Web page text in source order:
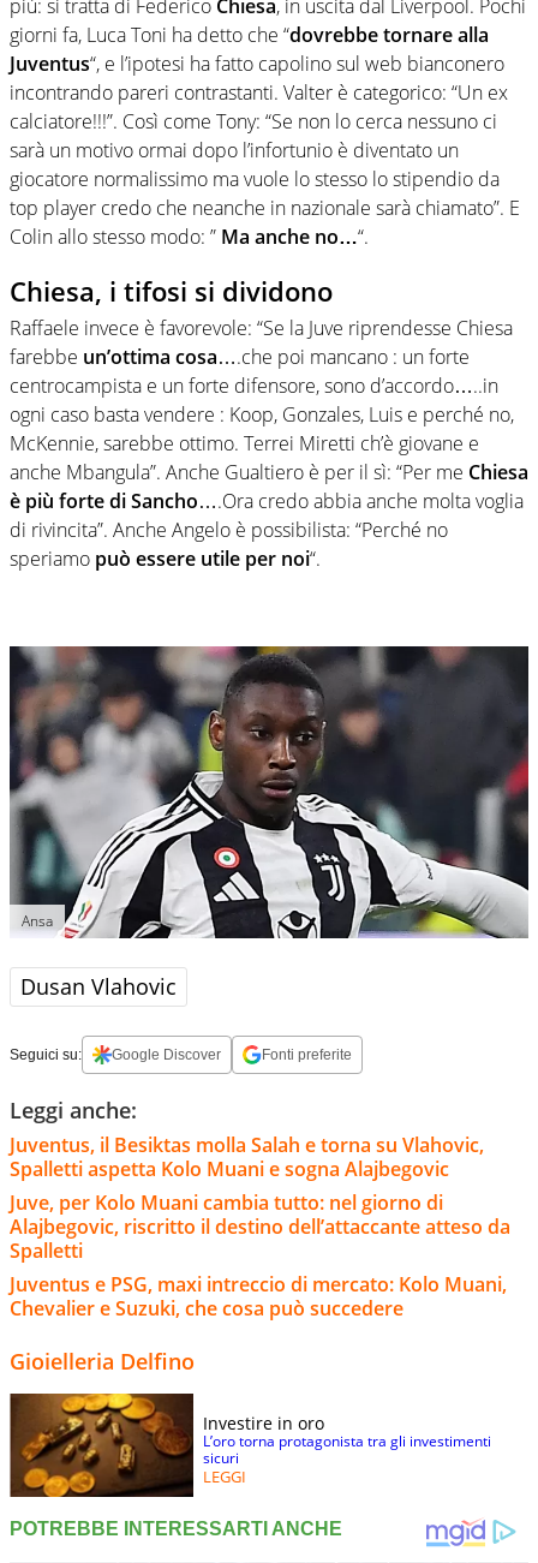
più: si tratta di Federico Chiesa, in uscita dal Liverpool. Pochi
giorni fa, Luca Toni ha detto che “dovrebbe tornare alla
Juventus“, e l’ipotesi ha fatto capolino sul web bianconero
incontrando pareri contrastanti. Valter è categorico: “Un ex
calciatore!!!”. Così come Tony: “Se non lo cerca nessuno ci
sarà un motivo ormai dopo l’infortunio è diventato un
giocatore normalissimo ma vuole lo stesso lo stipendio da
top player credo che neanche in nazionale sarà chiamato”. E
Colin allo stesso modo: ” Ma anche no…“.
Chiesa, i tifosi si dividono
Raffaele invece è favorevole: “Se la Juve riprendesse Chiesa
farebbe un’ottima cosa….che poi mancano : un forte
centrocampista e un forte difensore, sono d’accordo…..in
ogni caso basta vendere : Koop, Gonzales, Luis e perché no,
McKennie, sarebbe ottimo. Terrei Miretti ch’è giovane e
anche Mbangula”. Anche Gualtiero è per il sì: “Per me Chiesa
è più forte di Sancho….Ora credo abbia anche molta voglia
di rivincita”. Anche Angelo è possibilista: “Perché no
speriamo può essere utile per noi“.
Ansa
Dusan Vlahovic
Seguici su: Google Discover Fonti preferite
Leggi anche:
Juventus, il Besiktas molla Salah e torna su Vlahovic,
Spalletti aspetta Kolo Muani e sogna Alajbegovic
Juve, per Kolo Muani cambia tutto: nel giorno di
Alajbegovic, riscritto il destino dell’attaccante atteso da
Spalletti
Juventus e PSG, maxi intreccio di mercato: Kolo Muani,
Chevalier e Suzuki, che cosa può succedere
Gioielleria Delfino
Investire in oro
L’oro torna protagonista tra gli investimenti
sicuri
LEGGI